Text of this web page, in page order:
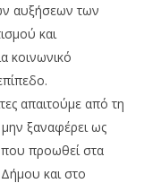
αυξήσεων των
και
κοινωνικό
απαιτούμε από τη
ξαναφέρει ως
προωθεί στα
και στο